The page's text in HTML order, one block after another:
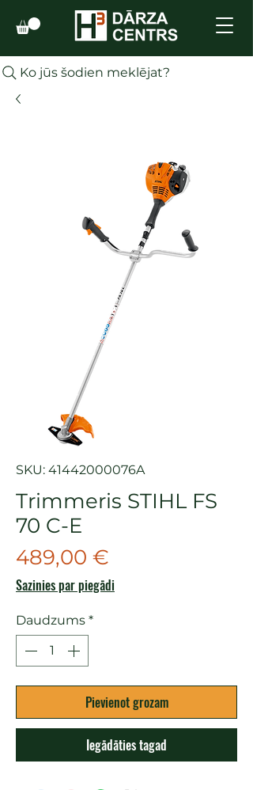
Ko jūs šodien meklējat?
SKU: 41442000076A
Trimmeris STIHL FS
70 C-E
489,00 €
Sazinies par piegādi
Daudzums *
Pievienot grozam
Iegādāties tagad